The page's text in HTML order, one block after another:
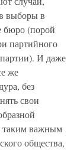
выборы в
бюро (порой
партийного
И даже
же
без
свои
таким важным
общества,